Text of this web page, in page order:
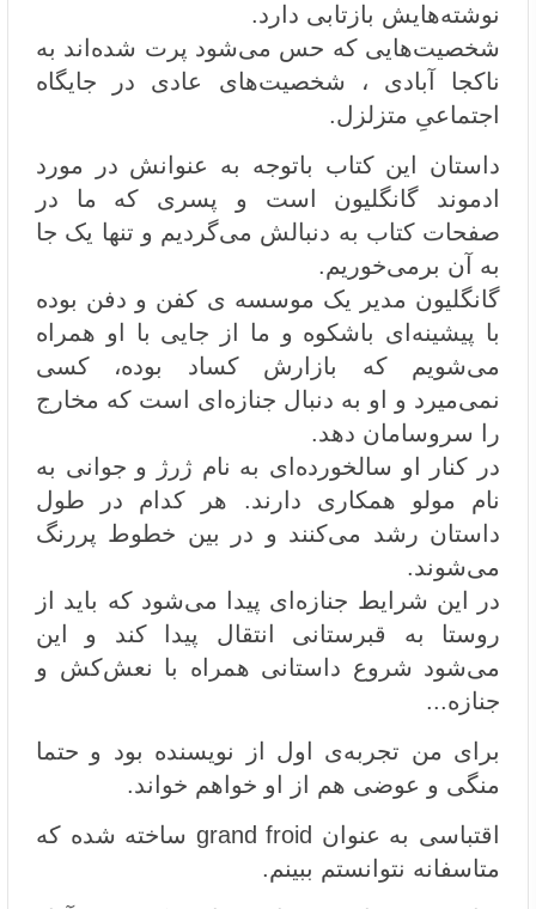
نوشته‌هایش بازتابی دارد.
شخصیت‌هایی که حس می‌شود پرت شده‌اند به
ناکجا آبادی ، شخصیت‌های عادی در جایگاه
اجتماعیِ متزلزل.
داستان این کتاب باتوجه به عنوانش در مورد
ادموند گانگلیون است و پسری که ما در
صفحات کتاب به دنبالش می‌گردیم و تنها یک جا
به آن برمی‌خوریم.
گانگلیون مدیر یک موسسه ی کفن و دفن بوده
با پیشینه‌ای باشکوه و ما از جایی با او همراه
می‌شویم که بازارش کساد بوده، کسی
نمی‌میرد و او به دنبال جنازه‌ای است که مخارج
را سروسامان دهد.
در کنار او سالخورده‌ای به نام ژرژ و جوانی به
نام مولو همکاری دارند. هر کدام در طول
داستان رشد می‌کنند و در بین خطوط پررنگ
می‌شوند.
در این شرایط جنازه‌ای پیدا می‌شود که باید از
روستا به قبرستانی انتقال پیدا کند و این
می‌شود شروع داستانی همراه با نعش‌کش و
جنازه...
برای من تجربه‌ی اول از نویسنده بود و حتما
منگی و عوضی هم از او خواهم خواند.
اقتباسی به عنوان grand froid ساخته شده که
متاسفانه نتوانستم ببینم.